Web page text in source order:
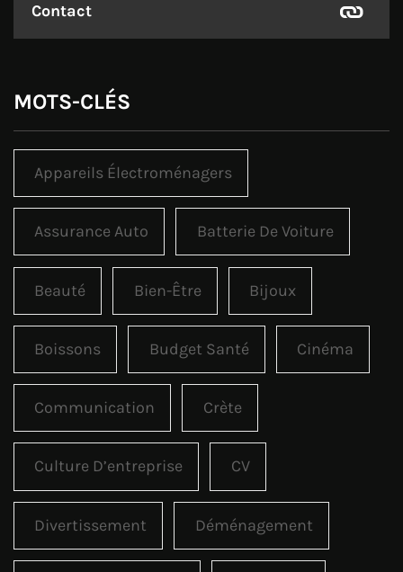
Contact
MOTS-CLÉS
Appareils Électroménagers
Assurance Auto Batterie De Voiture
Beauté Bien-Être Bijoux
Boissons Budget Santé Cinéma
Communication Crète
Culture D’entreprise CV
Divertissement Déménagement